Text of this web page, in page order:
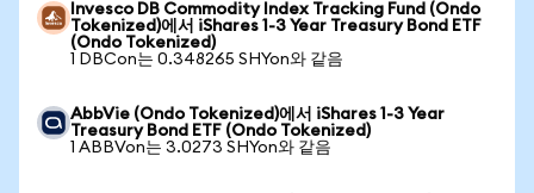
Invesco DB Commodity Index Tracking Fund (Ondo
Tokenized)에서 iShares 1-3 Year Treasury Bond ETF
(Ondo Tokenized)
1 DBCon는 0.348265 SHYon와 같음
AbbVie (Ondo Tokenized)에서 iShares 1-3 Year
Treasury Bond ETF (Ondo Tokenized)
1 ABBVon는 3.0273 SHYon와 같음